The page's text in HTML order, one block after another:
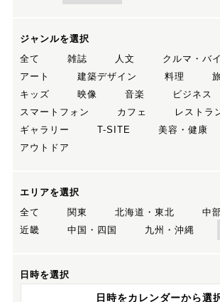
ジャンルを選択
全て
雑誌 人文
クルマ・バ
アート
建築デザイン 料理
キッズ
映像 音楽
ビジネス
スマートフォン
カフェ レストラ
ギャラリー
T-SITE 美容・健康
アウトドア
エリアを選択
全て
関東 北海道・東北
中
近畿
中国・四国 九州・沖縄
日時を選択
日時をカレンダーから選